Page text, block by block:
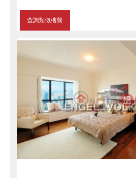
查詢類似樓盤